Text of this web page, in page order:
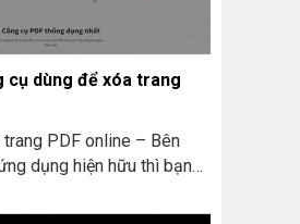
cụ dùng để xóa trang
trang PDF online – Bên
dụng hiện hữu thì bạn
trang PDF online nhé.